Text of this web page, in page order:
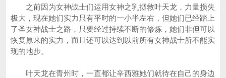
之前因为女神战士们运用女神之乳拯救叶天龙，力量损失
极大，现在她们实力只有平时的一小半左右，但她们已经踏上
了圣女神战士之路，只要经过持续不断的修炼，她们非但可以
恢复原来的实力，而且还可以达到以前所有女神战士所不能实
现的地步。
叶天龙在青州时，一直都让辛西雅她们就待在自己的身边